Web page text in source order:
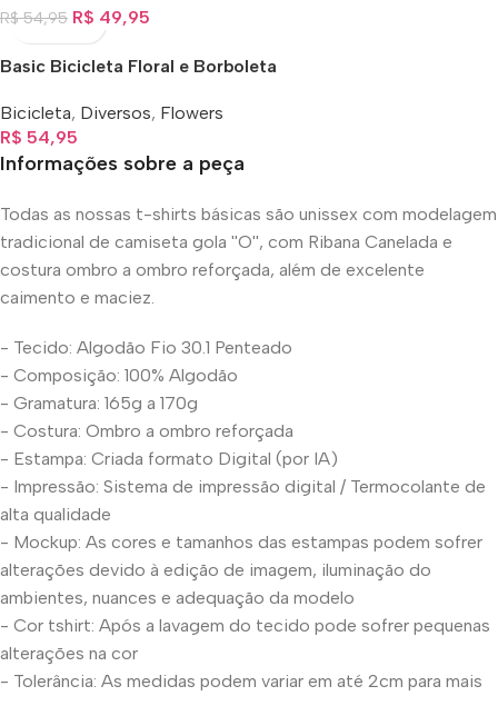
R$54,95 R$ 49,95
Basic Bicicleta Floral e Borboleta
Bicicleta, Diversos, Flowers
R$ 54,95
Informações sobre a peça
Todas as nossas t-shirts básicas são unissex com modelagem
tradicional de camiseta gola ''O'', com Ribana Canelada e
costura ombro a ombro reforçada, além de excelente
caimento e maciez.
- Tecido: Algodão Fio 30.1 Penteado
- Composição: 100% Algodão
- Gramatura: 165g a 170g
- Costura: Ombro a ombro reforçada
- Estampa: Criada formato Digital (por IA)
- Impressão: Sistema de impressão digital / Termocolante de
alta qualidade
- Mockup: As cores e tamanhos das estampas podem sofrer
alterações devido à edição de imagem, iluminação do
ambientes, nuances e adequação da modelo
- Cor tshirt: Após a lavagem do tecido pode sofrer pequenas
alterações na cor
- Tolerância: As medidas podem variar em até 2cm para mais